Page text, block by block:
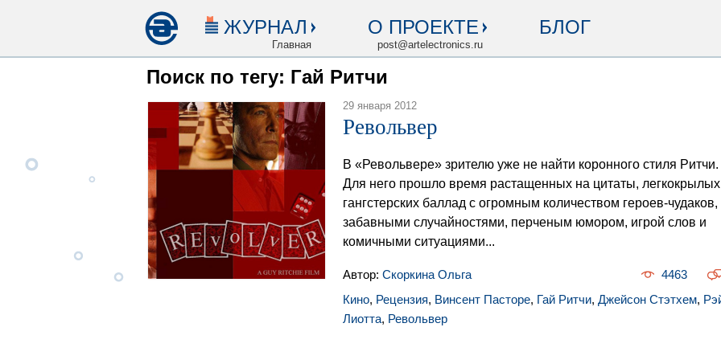
ЖУРНАЛ
Главная
О ПРОЕКТЕ
post@artelectronics.ru
БЛОГ
Поиск по тегу: Гай Ритчи
29 января 2012
Револьвер
В «Револьвере» зрителю уже не найти коронного стиля Ритчи.
Для него прошло время растащенных на цитаты, легкокрылых
гангстерских баллад с огромным количеством героев-чудаков,
забавными случайностями, перченым юмором, игрой слов и
комичными ситуациями...
Автор: Скоркина Ольга
4463
Кино, Рецензия, Винсент Пасторе, Гай Ритчи, Джейсон Стэтхем,
Лиотта, Револьвер